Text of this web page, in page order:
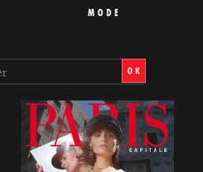
MODE
OK